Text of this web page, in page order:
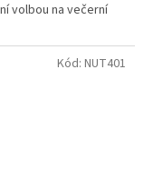
volbou na večerní
Kód: NUT401